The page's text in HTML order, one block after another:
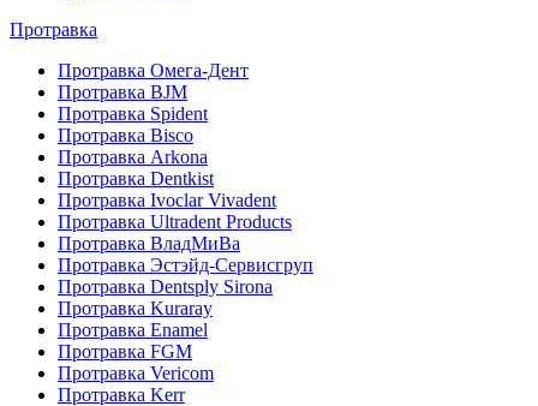
Протравка
Протравка Омега-Дент
Протравка BJM
Протравка Spident
Протравка Bisco
Протравка Arkona
Протравка Dentkist
Протравка Ivoclar Vivadent
Протравка Ultradent Products
Протравка ВладМиВа
Протравка Эстэйд-Сервисгруп
Протравка Dentsply Sirona
Протравка Kuraray
Протравка Enamel
Протравка FGM
Протравка Vericom
Протравка Kerr